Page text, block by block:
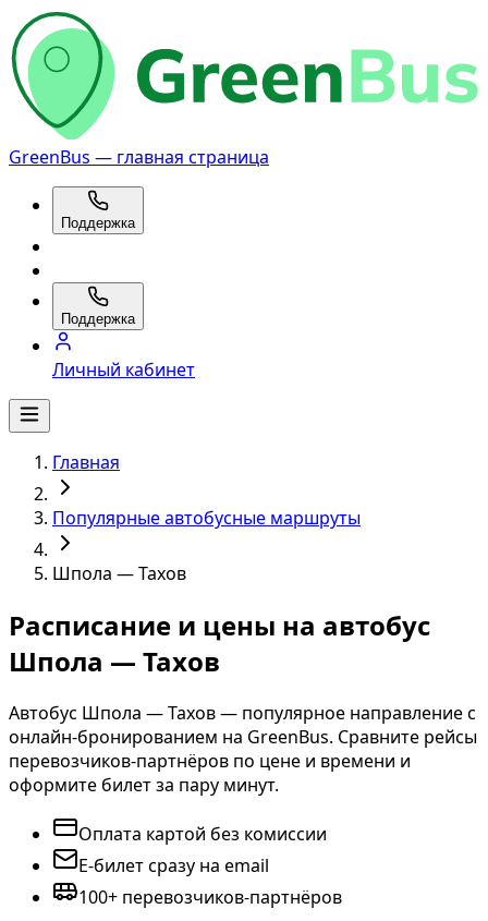
GreenBus — главная страница
Поддержка
Поддержка
Личный кабинет
Главная
Популярные автобусные маршруты
Шпола — Тахов
Расписание и цены на автобус
Шпола — Тахов
Автобус Шпола — Тахов — популярное направление с
онлайн-бронированием на GreenBus. Сравните рейсы
перевозчиков-партнёров по цене и времени и
оформите билет за пару минут.
Оплата картой без комиссии
E-билет сразу на email
100+ перевозчиков-партнёров